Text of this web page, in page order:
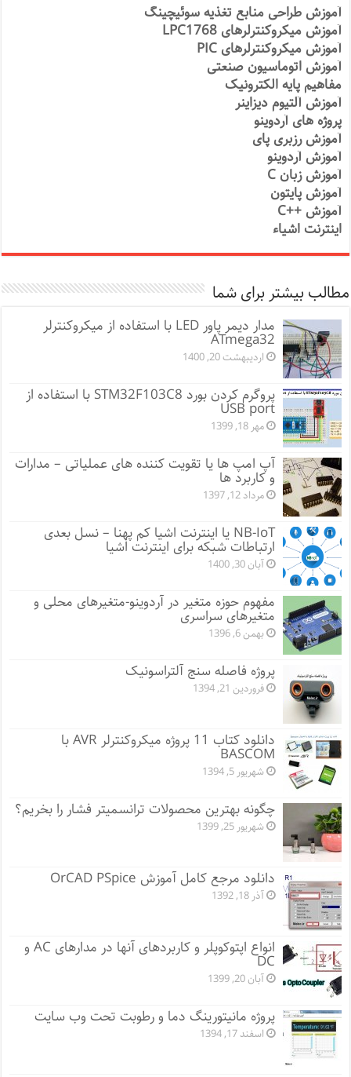
آموزش طراحی منابع تغذیه سوئیچینگ
آموزش میکروکنترلرهای LPC1768
آموزش میکروکنترلرهای PIC
آموزش اتوماسیون صنعتی
مفاهیم پایه الکترونیک
آموزش آلتیوم دیزاینر
پروژه های آردوینو
آموزش رزبری پای
آموزش آردوینو
آموزش زبان C
آموزش پایتون
آموزش ++C
اینترنت اشیاء
مطالب بیشتر برای شما
مدار دیمر پاور LED با استفاده از میکروکنترلر
ATmega32
اردیبهشت 20, 1400
پروگرم کردن بورد STM32F103C8 با استفاده از
USB port
مهر 18, 1399
آپ امپ ها یا تقویت کننده های عملیاتی – مدارات
و کاربرد ها
مرداد 12, 1397
NB-IoT یا اینترنت اشیا کم پهنا – نسل بعدی
ارتباطات شبکه برای اینترنت اشیا
آبان 30, 1400
مفهوم حوزه متغیر در آردوینو-متغیرهای محلی و
متغیرهای سراسری
بهمن 6, 1396
پروژه فاصله سنج آلتراسونیک
فروردین 21, 1394
دانلود کتاب 11 پروژه میکروکنترلر AVR با
BASCOM
شهریور 5, 1394
چگونه بهترین محصولات ترانسمیتر فشار را بخریم؟
شهریور 25, 1399
دانلود مرجع کامل آموزش OrCAD PSpice
آذر 18, 1392
انواع اپتوکوپلر و کاربردهای آنها در مدارهای AC و
DC
آبان 20, 1399
پروژه مانيتورينگ دما و رطوبت تحت وب سایت
اسفند 17, 1394